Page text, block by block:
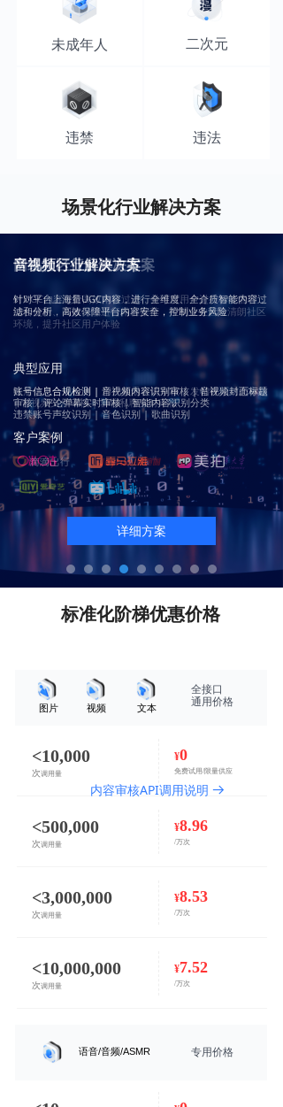
未成年人 二次元
违禁 违法
场景化行业解决方案
音视频行业解决方案
针对平台上海量UGC内容，进行全维度、全介质智能内容过
滤和分析，高效保障平台内容安全，控制业务风险
典型应用
账号信息合规检测 | 音视频内容识别审核 | 音视频封面标题
审核 | 评论弹幕实时审核 | 智能内容识别分类
违禁账号声纹识别 | 音色识别 | 歌曲识别
详细方案
客户案例
网络社区行业解决方案
对UGC内容进行高效审核过滤，并可对用户进行标签管理，
结合使用、阅读习惯进行精准推荐，帮助企业营造清朗社区
环境，提升社区用户体验
典型应用
注册信息合规检测 | 用户相册表情审核 | 发帖评论动态审核
| 音视频文件审核 | 群聊私聊实时审核
详细方案
客户案例
标准化阶梯优惠价格
全接口
通用价格
图片 视频 文本
¥0
免费试用/限量供应
<10,000
次调用量
内容审核API调用说明 뀠
¥8.96
/万次
<500,000
次调用量
¥8.53
/万次
<3,000,000
次调用量
¥7.52
/万次
<10,000,000
次调用量
专用价格
语音/音频/ASMR